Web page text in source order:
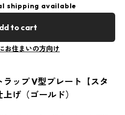
shipping available
to cart
お住まいの方向け
ップ V型プレート【スタ
げ（ゴールド）